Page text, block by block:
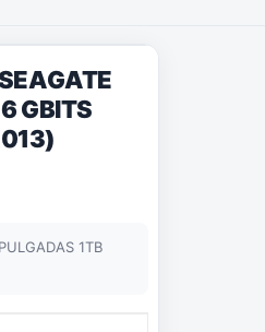
GBITS
1TB